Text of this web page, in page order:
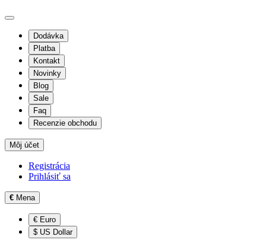
Dodávka
Platba
Kontakt
Novinky
Blog
Sale
Faq
Recenzie obchodu
Môj účet
Registrácia
Prihlásiť sa
€ Mena
€ Euro
$ US Dollar